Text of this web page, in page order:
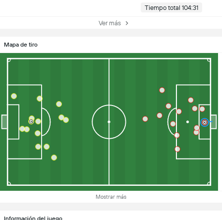
Tiempo total 104:31
Ver más
Mapa de tiro
Mostrar más
Información del juego